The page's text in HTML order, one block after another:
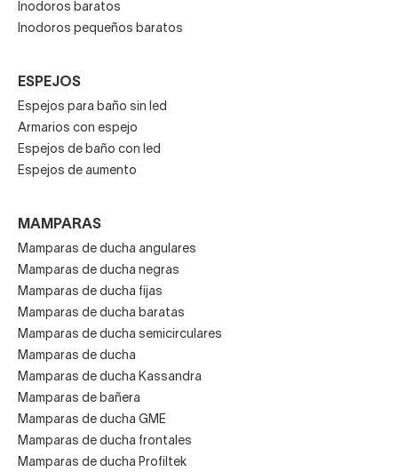
Inodoros baratos
Inodoros pequeños baratos
ESPEJOS
Espejos para baño sin led
Armarios con espejo
Espejos de baño con led
Espejos de aumento
MAMPARAS
Mamparas de ducha angulares
Mamparas de ducha negras
Mamparas de ducha fijas
Mamparas de ducha baratas
Mamparas de ducha semicirculares
Mamparas de ducha
Mamparas de ducha Kassandra
Mamparas de bañera
Mamparas de ducha GME
Mamparas de ducha frontales
Mamparas de ducha Profiltek